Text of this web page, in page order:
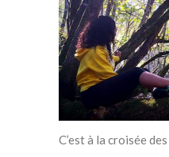
C’est à la croisée des